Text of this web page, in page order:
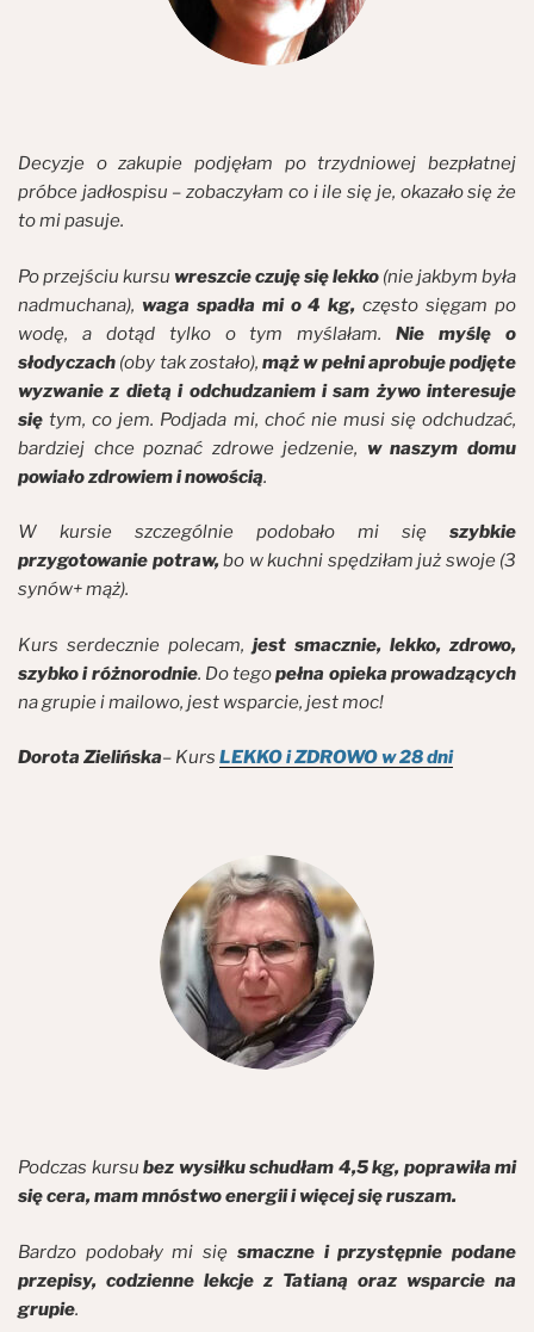
Decyzje o zakupie podjęłam po trzydniowej bezpłatnej
próbce jadłospisu – zobaczyłam co i ile się je, okazało się że
to mi pasuje.
Po przejściu kursu wreszcie czuję się lekko (nie jakbym była
nadmuchana), waga spadła mi o 4 kg,często sięgam po
wodę, a dotąd tylko o tym myślałam.Nie myślę o
słodyczach (oby tak zostało), mąż w pełni aprobuje podjęte
wyzwanie z dietą i odchudzaniem i sam żywo interesuje
się tym, co jem. Podjada mi, choć nie musi się odchudzać,
bardziej chce poznać zdrowe jedzenie, w naszym domu
powiało zdrowiem i nowością.
W kursie szczególnie podobało mi się szybkie
przygotowanie potraw, bo w kuchni spędziłam już swoje (3
synów+ mąż).
Kurs serdecznie polecam, jest smacznie, lekko, zdrowo,
szybko i różnorodnie. Do tegopełna opieka prowadzących
na grupie i mailowo, jest wsparcie, jest moc!
Dorota Zielińska– Kurs LEKKO i ZDROWO w 28 dni
Podczas kursu bez wysiłku schudłam 4,5 kg, poprawiła mi
się cera, mam mnóstwo energii i więcej się ruszam.
Bardzo podobały mi się smaczne i przystępnie podane
przepisy, codzienne lekcje z Tatianą oraz wsparcie na
grupie.